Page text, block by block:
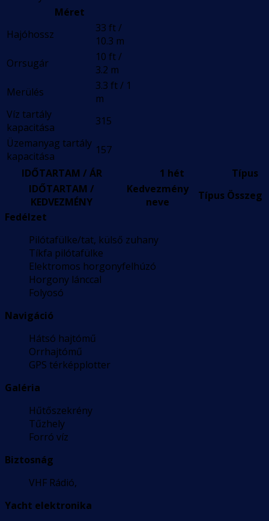
Méret
Hajóhossz
33 ft /
10.3 m
Orrsugár
10 ft /
3.2 m
Merülés
3.3 ft / 1
m
Víz tartály
kapacitása
315
Üzemanyag tartály
kapacitása
157
IDŐTARTAM / ÁR
1 hét
Típus
IDŐTARTAM /
KEDVEZMÉNY
Kedvezmény
neve
Típus Összeg
Fedélzet
Pilótafülke/tat, külső zuhany
Tíkfa pilótafülke
Elektromos horgonyfelhúzó
Horgony lánccal
Folyosó
Navigáció
Hátsó hajtómű
Orrhajtómű
GPS térképplotter
Galéria
Hűtőszekrény
Tűzhely
Forró víz
Biztosnág
VHF Rádió,
Yacht elektronika